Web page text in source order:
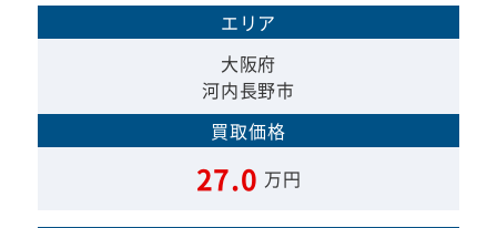
エリア
大阪府
河内長野市
買取価格
27.0 万円